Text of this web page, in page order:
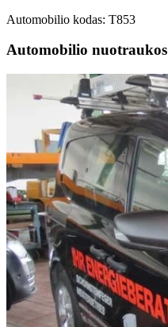
Automobilio kodas: T853
Automobilio nuotraukos